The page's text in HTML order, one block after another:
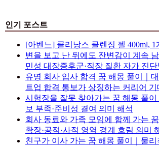
인기 포스트
[아벤느] 클리낭스 클렌징 젤 400ml, 1
변을 보고 난 뒤에도 잔변감이 계속
민성 대장증후군·직장 질환 자가 진단
유명 회사 입사 합격 꿈 해몽 풀이｜
트업 합격 통보가 상징하는 커리어 기
시험장을 잘못 찾아가는 꿈 해몽 풀이
보 부족·준비성 결여 의미 해석
회사 동료와 가족 모임에 함께 가는
확장·공적·사적 영역 경계 흐림 의미
친구가 이사 가는 꿈 해몽 풀이｜물리